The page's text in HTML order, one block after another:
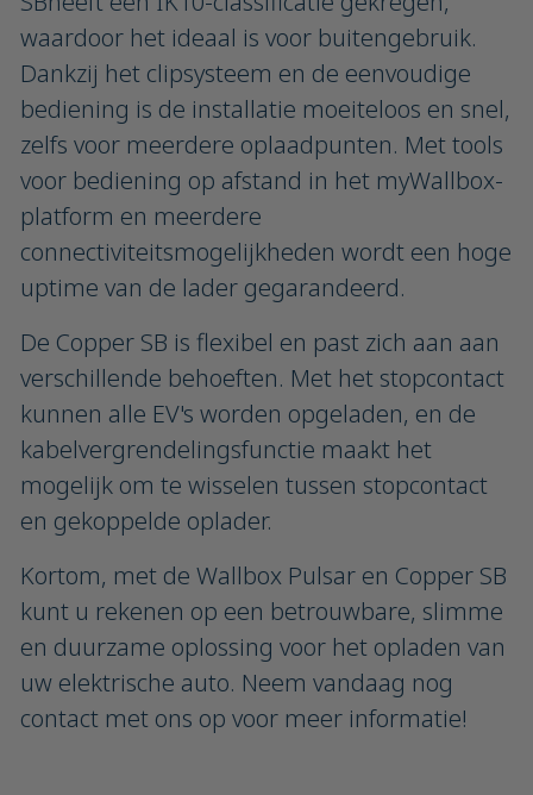
waardoor het ideaal is voor buitengebruik.
Dankzij het clipsysteem en de eenvoudige
bediening is de installatie moeiteloos en snel,
zelfs voor meerdere oplaadpunten. Met tools
voor bediening op afstand in het myWallbox-
platform en meerdere
connectiviteitsmogelijkheden wordt een hoge
uptime van de lader gegarandeerd.
De Copper SB is flexibel en past zich aan aan
verschillende behoeften. Met het stopcontact
kunnen alle EV's worden opgeladen, en de
kabelvergrendelingsfunctie maakt het
mogelijk om te wisselen tussen stopcontact
en gekoppelde oplader.
Kortom, met de Wallbox Pulsar en Copper SB
kunt u rekenen op een betrouwbare, slimme
en duurzame oplossing voor het opladen van
uw elektrische auto. Neem vandaag nog
contact met ons op voor meer informatie!